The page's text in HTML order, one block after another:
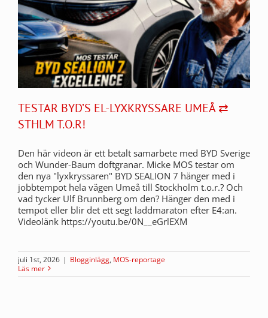
TESTAR BYD’S EL-LYXKRYSSARE UMEÅ ⇄
STHLM T.O.R!
Den här videon är ett betalt samarbete med BYD Sverige
och Wunder-Baum doftgranar. Micke MOS testar om
den nya "lyxkryssaren" BYD SEALION 7 hänger med i
jobbtempot hela vägen Umeå till Stockholm t.o.r.? Och
vad tycker Ulf Brunnberg om den? Hänger den med i
tempot eller blir det ett segt laddmaraton efter E4:an.
Videolänk https://youtu.be/0N__eGrlEXM
juli 1st, 2026 | Blogginlägg, MOS-reportage
Läs mer